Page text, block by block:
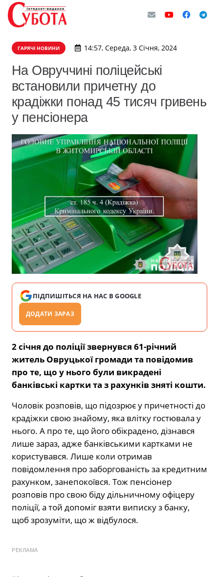
ГАРЯЧІ НОВИНИ 14:57, Середа, 3 Січня, 2024
На Овруччині поліцейські
встановили причетну до
крадіжки понад 45 тисяч гривень
у пенсіонера
ПІДПИШІТЬСЯ НА НАС В GOOGLE
ДОДАТИ ЗАРАЗ
2 січня до поліції звернувся 61-річний
житель Овруцької громади та повідомив
про те, що у нього були викрадені
банківські картки та з рахунків зняті кошти.
Чоловік розповів, що підозрює у причетності до
крадіжки свою знайому, яка влітку гостювала у
нього. А про те, що його обікрадено, дізнався
лише зараз, адже банківськими картками не
користувався. Лише коли отримав
повідомлення про заборгованість за кредитним
рахунком, занепокоївся. Тож пенсіонер
розповів про свою біду дільничному офіцеру
поліції, а той допоміг взяти виписку з банку,
щоб зрозуміти, що ж відбулося.
РЕКЛАМА